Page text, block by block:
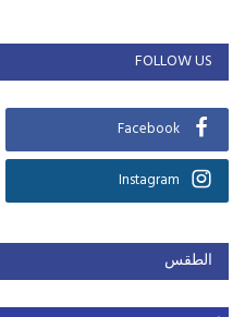
FOLLOW US
Facebook
Instagram
الطقس